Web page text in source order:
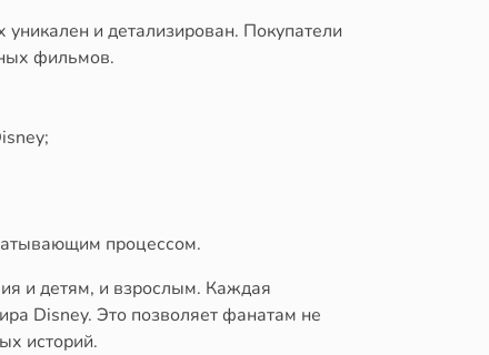
и детализирован. Покупатели
фильмов.
процессом.
и детям, и взрослым. Каждая
Disney. Это позволяет фанатам не
историй.